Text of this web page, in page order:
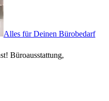
Alles für Deinen Bürobedarf
Büroausstattung,